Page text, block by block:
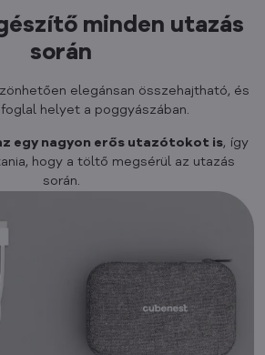
minden utazás
során
elegánsan összehajtható, és
helyet a poggyászában.
egy nagyon erős utazótokot is, így
hogy a töltő megsérül az utazás
során.